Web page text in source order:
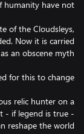
of the Cloudsleys,
Now it is carried
relic hunter on a
- if legend is true -